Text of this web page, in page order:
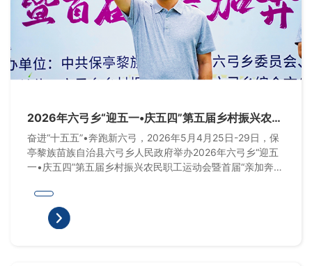
2026年六弓乡“迎五一•庆五四”第五届乡村振兴农民
职工运动会
奋进“十五五”•奔跑新六弓，2026年5月4月25日-29日，保
亭黎族苗族自治县六弓乡人民政府举办2026年六弓乡“迎五
一•庆五四”第五届乡村振兴农民职工运动会暨首届“亲加奔•